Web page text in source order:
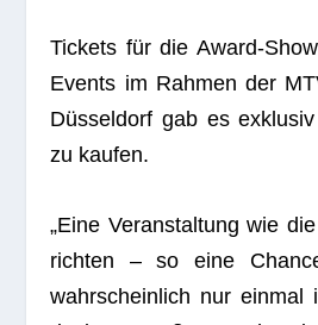
Tickets für die Award-
Events im Rah­men der
Düs­sel­dorf gab es
zu kaufen.
„Eine Ver­an­stal­tung wie
rich­ten – so eine
wahr­schein­lich nur ein­mal